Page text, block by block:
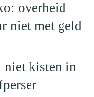
overheid
niet met geld
niet kisten in